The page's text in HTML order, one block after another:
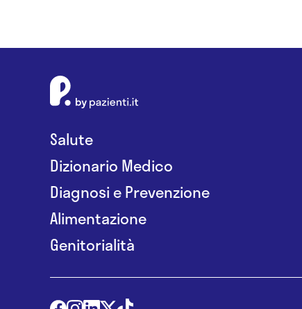
Salute
Dizionario Medico
Diagnosi e Prevenzione
Alimentazione
Genitorialità